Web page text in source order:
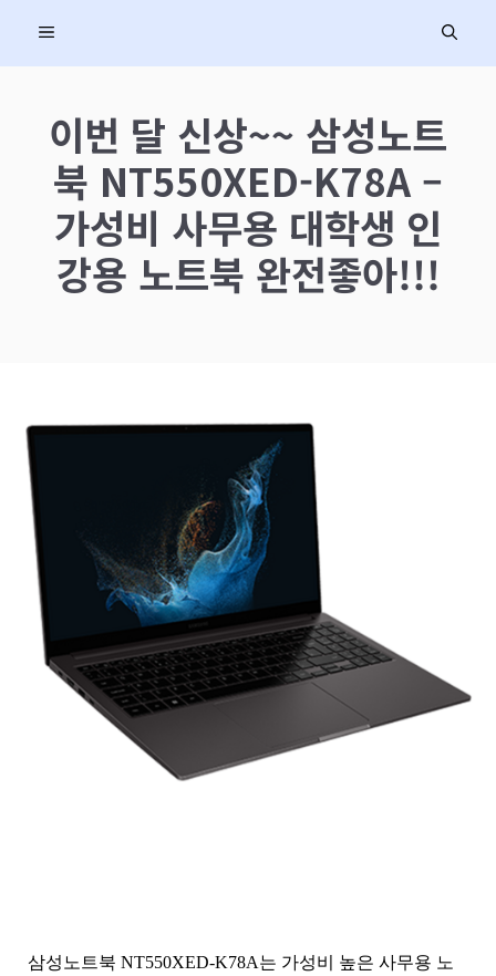
MENU
이번 달 신상~~ 삼성노트
북 NT550XED-K78A –
가성비 사무용 대학생 인
강용 노트북 완전좋아!!!
삼성노트북 NT550XED-K78A는 가성비 높은 사무용 노